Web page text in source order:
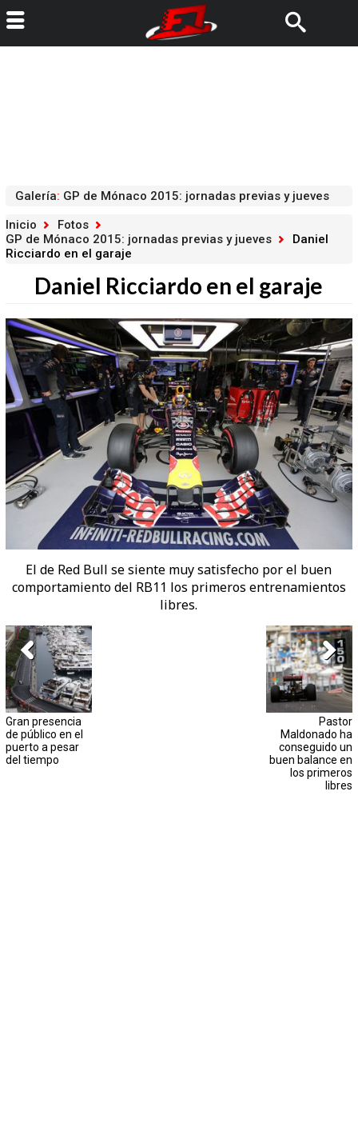
Galería: GP de Mónaco 2015: jornadas previas y jueves
Inicio
Fotos
GP de Mónaco 2015: jornadas previas y jueves
Daniel
Ricciardo en el garaje
Daniel Ricciardo en el garaje
El de Red Bull se siente muy satisfecho por el buen
comportamiento del RB11 los primeros entrenamientos
libres.
Gran presencia
de público en el
puerto a pesar
del tiempo
Pastor
Maldonado ha
conseguido un
buen balance en
los primeros
libres